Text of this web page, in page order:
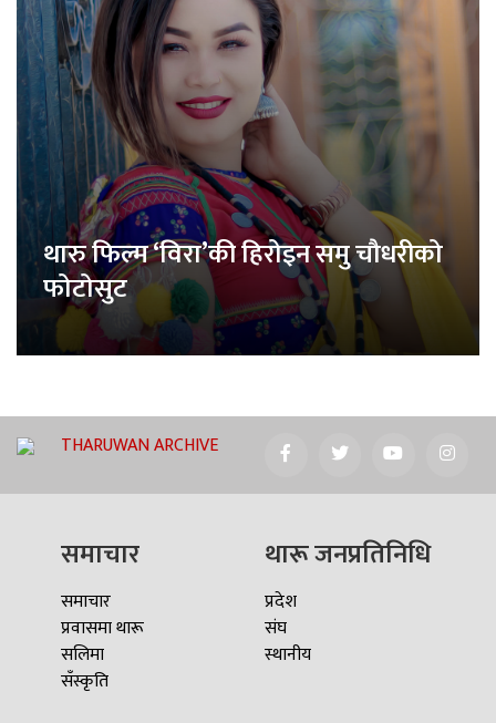
थारु फिल्म ‘विरा’की हिरोइन समु चौधरीको
फोटोसुट
THARUWAN ARCHIVE
समाचार
समाचार
प्रवासमा थारू
सलिमा
सँस्कृति
थारू जनप्रतिनिधि
प्रदेश
संघ
स्थानीय